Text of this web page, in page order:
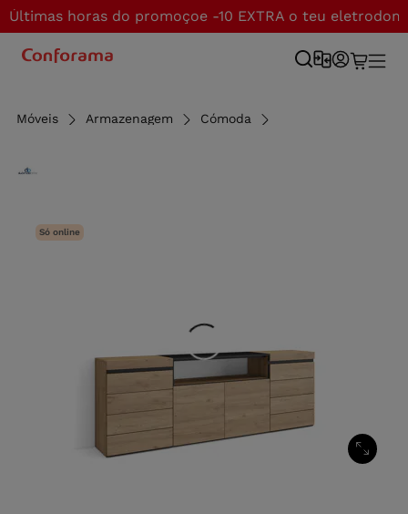
Últimas horas do promoçoe -10 EXTRA o teu
Móveis Armazenagem Cómoda
Só online